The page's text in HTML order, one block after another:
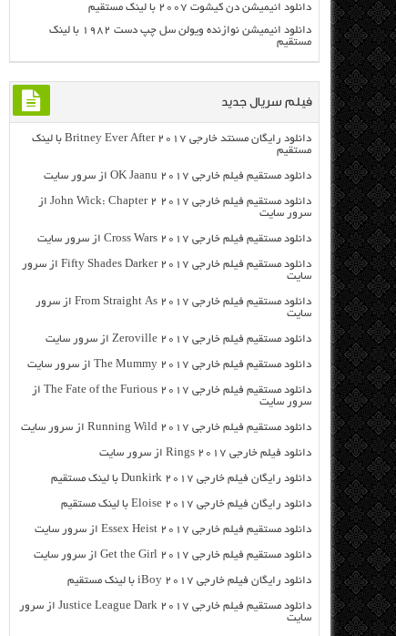
دانلود انیمیشن دن کیشوت ۲۰۰۷ با لینک مستقیم
دانلود انیمیشن نوازنده ویولن سل چپ دست ۱۹۸۲ با لینک
مستقیم
فیلم سریال جدید
دانلود رایگان مسنتد خارجی Britney Ever After 2017 با لینک
مستقیم
دانلود مستقیم فیلم خارجی OK Jaanu 2017 از سرور سایت
دانلود مستقیم فیلم خارجی John Wick: Chapter 2 2017 از
سرور سایت
دانلود مستقیم فیلم خارجی Cross Wars 2017 از سرور سایت
دانلود مستقیم فیلم خارجی Fifty Shades Darker 2017 از سرور
سایت
دانلود مستقیم فیلم خارجی From Straight As 2017 از سرور
سایت
دانلود مستقیم فیلم خارجی Zeroville 2017 از سرور سایت
دانلود مستقیم فیلم خارجی The Mummy 2017 از سرور سایت
دانلود مستقیم فیلم خارجی The Fate of the Furious 2017 از
سرور سایت
دانلود مستقیم فیلم خارجی Running Wild 2017 از سرور سایت
دانلود فیلم خارجی Rings 2017 از سرور سایت
دانلود رایگان فیلم خارجی Dunkirk 2017 با لینک مستقیم
دانلود رایگان فیلم خارجی Eloise 2017 با لینک مستقیم
دانلود مستقیم فیلم خارجی Essex Heist 2017 از سرور سایت
دانلود مستقیم فیلم خارجی Get the Girl 2017 از سرور سایت
دانلود رایگان فیلم خارجی iBoy 2017 با لینک مستقیم
دانلود مستقیم فیلم خارجی Justice League Dark 2017 از سرور
سایت